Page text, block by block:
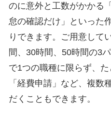
のに意外と工数がかかる
怠の確認だけ」といった
りできます。ご用意して
間、30時間、50時間の3
で1つの職種に限らず、
「経費申請」など、複数
だくこともできます。